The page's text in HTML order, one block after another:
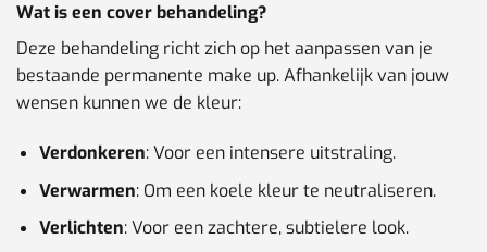
Wat is een cover behandeling?
Deze behandeling richt zich op het aanpassen van je
bestaande permanente make up. Afhankelijk van jouw
wensen kunnen we de kleur:
Verdonkeren: Voor een intensere uitstraling.
Verwarmen: Om een koele kleur te neutraliseren.
Verlichten: Voor een zachtere, subtielere look.